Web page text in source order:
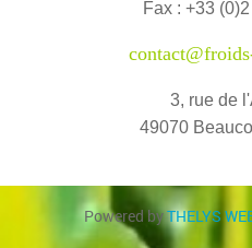
Fax : +33
3, rue de
49070
Powered byTHELYS